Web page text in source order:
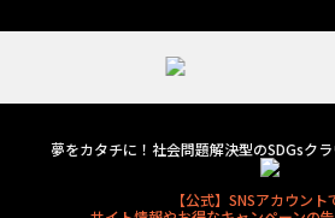
夢をカタチに！社会問題解決型のSDGsク
【公式】SNSアカウント